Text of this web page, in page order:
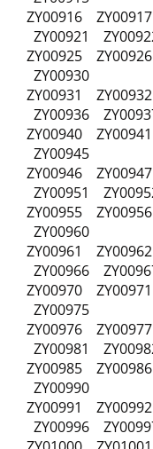
ZY00916
ZY00921
ZY00925
ZY00930
ZY00931
ZY00936
ZY00940
ZY00945
ZY00946
ZY00951
ZY00955
ZY00960
ZY00961
ZY00966
ZY00970
ZY00975
ZY00976
ZY00981
ZY00985
ZY00990
ZY00991
ZY00996